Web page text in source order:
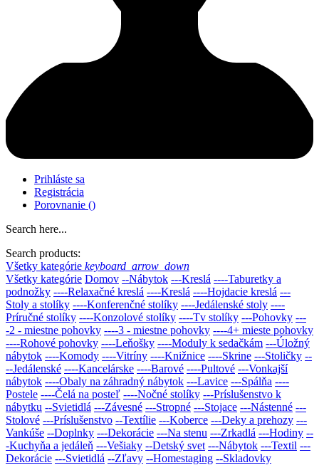
Prihláste sa
Registrácia
Porovnanie ()
Search here...
Search products:
Všetky kategórie keyboard_arrow_down
Všetky kategórie Domov --Nábytok ---Kreslá ----Taburetky a
podnožky ----Relaxačné kreslá ----Kreslá ----Hojdacie kreslá ---
Stoly a stolíky ----Konferenčné stolíky ----Jedálenské stoly ----
Príručné stolíky ----Konzolové stolíky ----Tv stolíky ---Pohovky ---
-2 - miestne pohovky ----3 - miestne pohovky ----4+ mieste pohovky
----Rohové pohovky ----Leňošky ----Moduly k sedačkám ---Úložný
nábytok ----Komody ----Vitríny ----Knižnice ----Skrine ---Stoličky --
--Jedálenské ----Kancelárske ----Barové ----Pultové ---Vonkajší
nábytok ----Obaly na záhradný nábytok ---Lavice ---Spálňa ----
Postele ----Čelá na posteľ ----Nočné stolíky ---Príslušenstvo k
nábytku --Svietidlá ---Závesné ---Stropné ---Stojace ---Nástenné ---
Stolové ---Príslušenstvo --Textílie ---Koberce ---Deky a prehozy ---
Vankúše --Doplnky ---Dekorácie ---Na stenu ---Zrkadlá ---Hodiny --
-Kuchyňa a jedáleň ---Vešiaky --Detský svet ---Nábytok ---Textil ---
Dekorácie ---Svietidlá --Zľavy --Homestaging --Skladovky